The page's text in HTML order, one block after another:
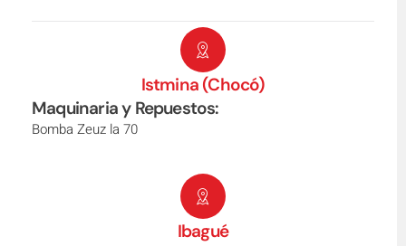
Istmina (Chocó)
Maquinaria y Repuestos:
Bomba Zeuz la 70
Ibagué